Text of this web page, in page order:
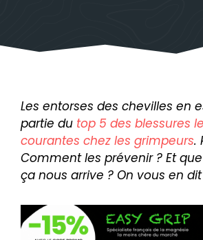
Les entorses des chevilles en
partie du top 5 des blessures
courantes chez les grimpeurs.
Comment les prévenir ? Et
ça nous arrive ? On vous en